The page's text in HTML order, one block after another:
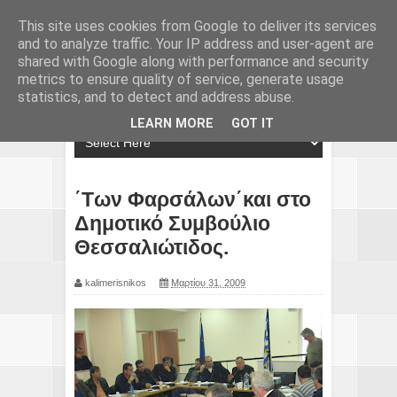
΄Των Φαρσάλων΄και στο
Δημοτικό Συμβούλιο
Θεσσαλιώτιδος.
kalimerisnikos Μαρτίου 31, 2009
This site uses cookies from Google to deliver its services
and to analyze traffic. Your IP address and user-agent are
shared with Google along with performance and security
metrics to ensure quality of service, generate usage
statistics, and to detect and address abuse.
LEARN MORE GOT IT